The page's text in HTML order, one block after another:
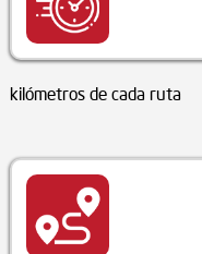
kilómetros de cada ruta